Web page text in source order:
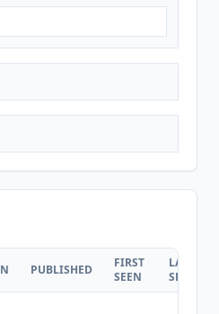
PUBLISHED
FIRST
SEEN
LAST
SEEN